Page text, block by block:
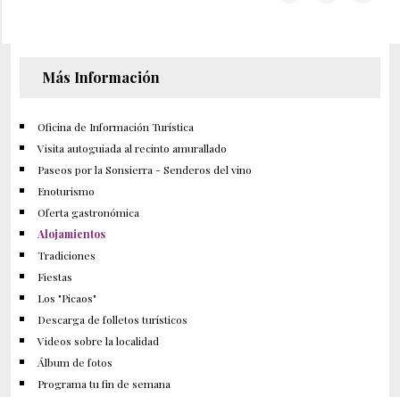
Más Información
Oficina de Información Turística
Visita autoguiada al recinto amurallado
Paseos por la Sonsierra - Senderos del vino
Enoturismo
Oferta gastronómica
Alojamientos
Tradiciones
Fiestas
Los "Picaos"
Descarga de folletos turísticos
Videos sobre la localidad
Álbum de fotos
Programa tu fin de semana